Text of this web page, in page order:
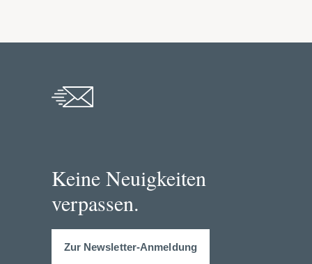
Keine Neuigkeiten
verpassen.
Zur Newsletter-Anmeldung